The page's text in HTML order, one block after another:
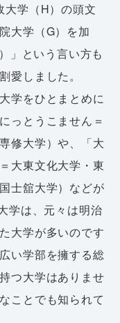
大学（H）の頭文
大学（G）を加
」という言い方も
愛しました。
学をひとまとめに
っとうこません＝
修大学）や、「大
大東文化大学・東
士舘大学）などが
学は、元々は明治
大学が多いのです
い学部を擁する総
つ大学はありませ
ことでも知られて